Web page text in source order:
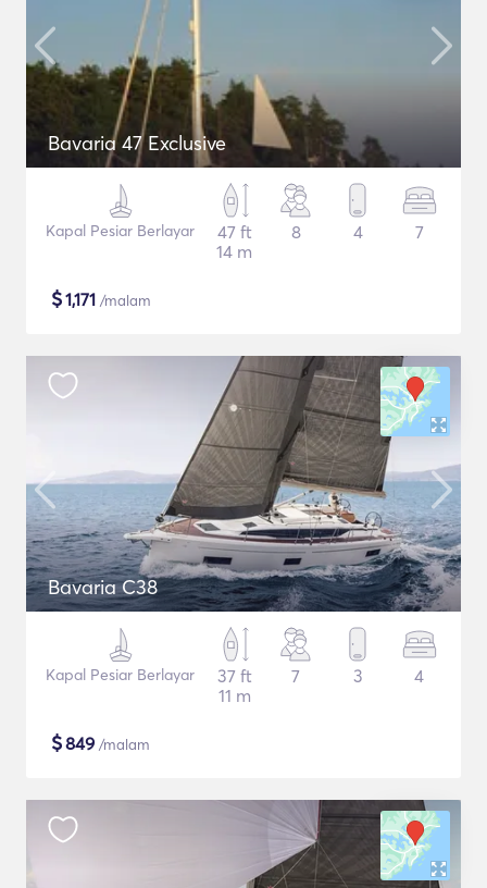
Bavaria 47 Exclusive
Kapal Pesiar Berlayar
47 ft
14 m
8 4 7
$1,171 /malam
Bavaria C38
Kapal Pesiar Berlayar
37 ft
11 m
7 3 4
$849 /malam